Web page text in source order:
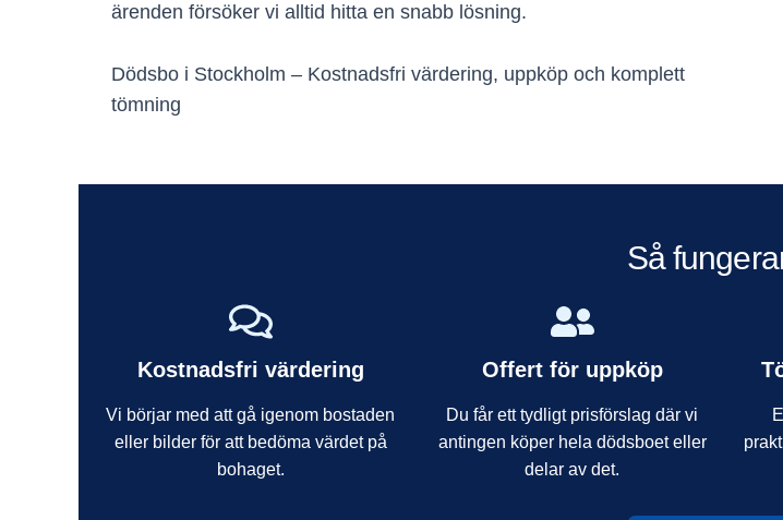
ärenden försöker vi alltid hitta en snabb lösning.
Dödsbo i Stockholm – Kostnadsfri värdering, uppköp och komplett
tömning
Så
Kostnadsfri värdering
Vi börjar med att gå igenom bostaden
eller bilder för att bedöma värdet på
bohaget.
Offert för uppköp
Du får ett tydligt prisförslag där vi
antingen köper hela dödsboet eller
delar av det.